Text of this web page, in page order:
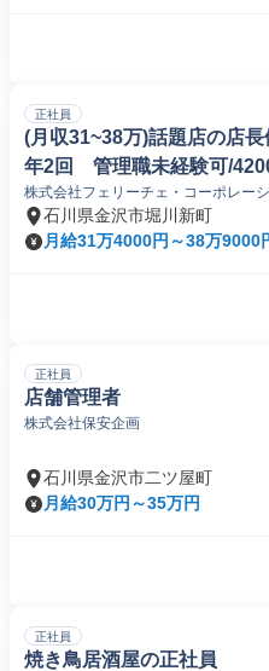
正社員
(月収31~38万)話題店の店
年2回 管理職未経験可/
株式会社フェリーチェ・コーポレー
ス店石川県金沢市堀川新町
月給31万4000円～38万9000
正社員
店舗管理者
株式会社保安企画
石川県金沢市二ツ屋町
月給30万円～35万円
正社員
焼き鳥居酒屋の正社員